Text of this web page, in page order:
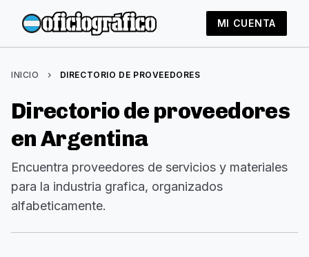
MI CUENTA
INICIO chevron_right DIRECTORIO DE PROVEEDORES
Directorio de proveedores
en Argentina
Encuentra proveedores de servicios y materiales
para la industria grafica, organizados
alfabeticamente.